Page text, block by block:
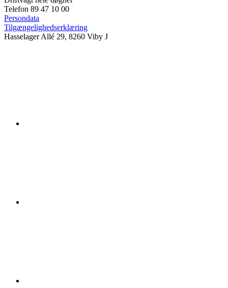
Telefon 89 47 10 00
Persondata
Tilgængelighedserklæring
Hasselager Allé 29, 8260 Viby J